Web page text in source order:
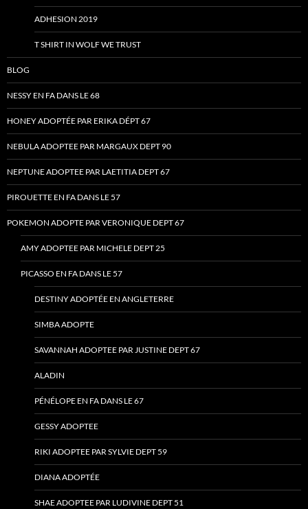
ADHESION 2019
T SHIRT IN WOLF WE TRUST
BLOG
NESSY EN FA DANS LE 68
HONEY ADOPTÉE PAR ERIKA DÉPT 67
NEBULA ADOPTEE PAR MARGAUX DEPT 90
NEPTUNE ADOPTEE PAR LAETITIA DEPT 67
PIROUETTE EN FA DANS LE 57
POKEMON ADOPTE PAR VERONIQUE DEPT 67
AMY ADOPTEE PAR MICHELE DEPT 25
PICASSO EN FA DANS LE 57
DESTINY ADOPTÉE EN ANGLETERRE
SIMBA ADOPTE
SAVANNAH ADOPTEE PAR JUSTINE DEPT 67
ALADIN
PÉNÉLOPE EN FA DANS LE 67
GESSY ADOPTEE
RIKI ADOPTEE PAR SYLVIE DEPT 59
DIANA ADOPTÉE
SHAE ADOPTEE PAR LUDIVINE DEPT 51